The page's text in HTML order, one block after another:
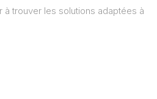
trouver les solutions adaptées à